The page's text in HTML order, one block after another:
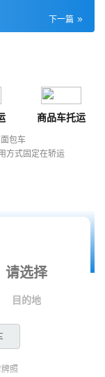
下一篇
商品车托运
包车
方式固定在轿运
目的地
照